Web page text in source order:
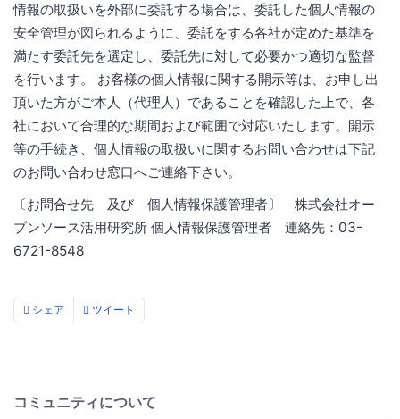
情報の取扱いを外部に委託する場合は、委託した個人情報の
安全管理が図られるように、委託をする各社が定めた基準を
満たす委託先を選定し、委託先に対して必要かつ適切な監督
を行います。 お客様の個人情報に関する開示等は、お申し出
頂いた方がご本人（代理人）であることを確認した上で、各
社において合理的な期間および範囲で対応いたします。開示
等の手続き、個人情報の取扱いに関するお問い合わせは下記
のお問い合わせ窓口へご連絡下さい。
〔お問合せ先 及び 個人情報保護管理者〕 株式会社オー
プンソース活用研究所 個人情報保護管理者 連絡先：03-
6721-8548
シェア ツイート
コミュニティについて